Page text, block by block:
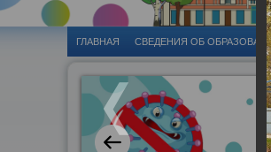
ГЛАВНАЯ CВЕДЕНИЯ ОБ